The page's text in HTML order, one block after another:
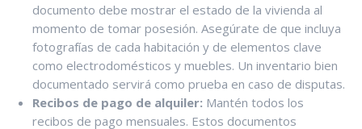
documento debe mostrar el estado de la vivienda al
momento de tomar posesión. Asegúrate de que incluya
fotografías de cada habitación y de elementos clave
como electrodomésticos y muebles. Un inventario bien
documentado servirá como prueba en caso de disputas.
Recibos de pago de alquiler: Mantén todos los
recibos de pago mensuales. Estos documentos